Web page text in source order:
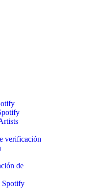
verificación
de
Spotify